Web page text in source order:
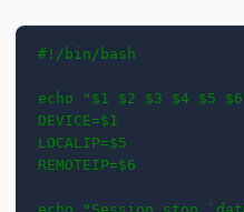
#!/bin/bash
echo "$1 $2 $3 $4 $5
DEVICE=$1
LOCALIP=$5
REMOTEIP=$6